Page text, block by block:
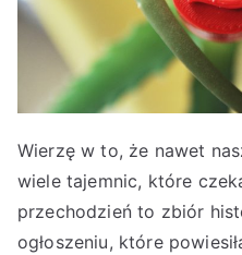
Wierzę w to, że nawet
wiele tajemnic, które
przechodzień to zbiór
ogłoszeniu, które